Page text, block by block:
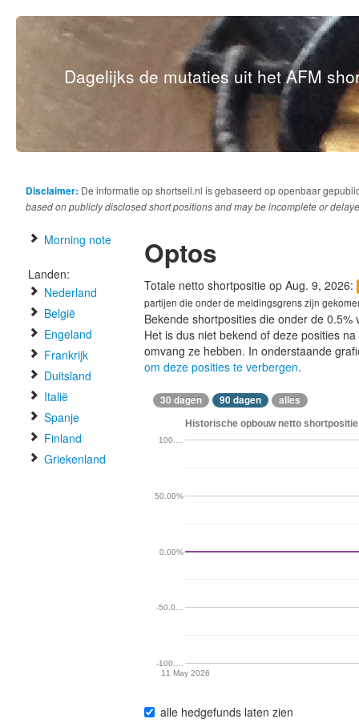
Dagelijks de mutaties uit het AFM
Disclaimer: De informatie op shortsell.nl is gebaseerd op openbaar
based on publicly disclosed short positions and may be incomplete or
Morning note
Landen:
Nederland
België
Engeland
Frankrijk
Duitsland
Italië
Spanje
Finland
Griekenland
Optos
Totale netto shortpositie op Aug. 9, 2026:
partijen die onder de meldingsgrens zijn
Bekende shortposities die onder de
Het is dus niet bekend of deze posities
omvang ze hebben. In onderstaande
om deze posities te verbergen.
30 dagen 90 dagen alles
Historische opbouw netto
11 May 2026
-100.…
-50.0…
0.00%
50.00%
100.…
alle hedgefunds laten zien